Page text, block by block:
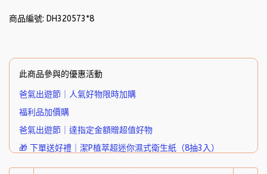
商品編號: DH320573*8
此商品參與的優惠活動
爸氣出遊節｜人氣好物限時加購
福利品加價購
爸氣出遊節｜達指定金額贈超值好物
🎁 下單送好禮｜潔P植萃超迷你濕式衛生紙（8抽3入）